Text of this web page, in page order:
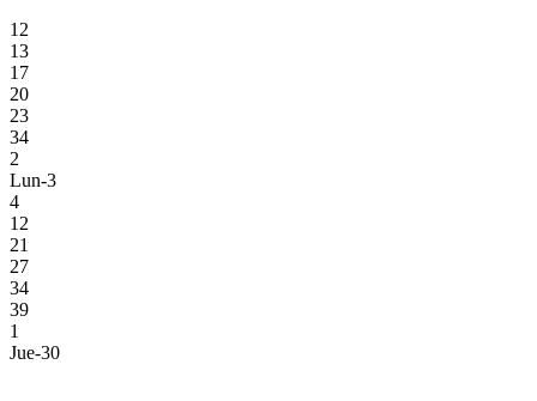
12
13
17
20
23
34
2
Lun-3
4
12
21
27
34
39
1
Jue-30